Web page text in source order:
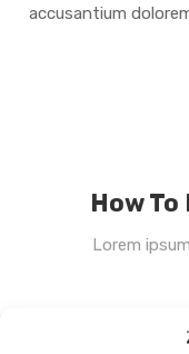
accusantium
How To
Lorem